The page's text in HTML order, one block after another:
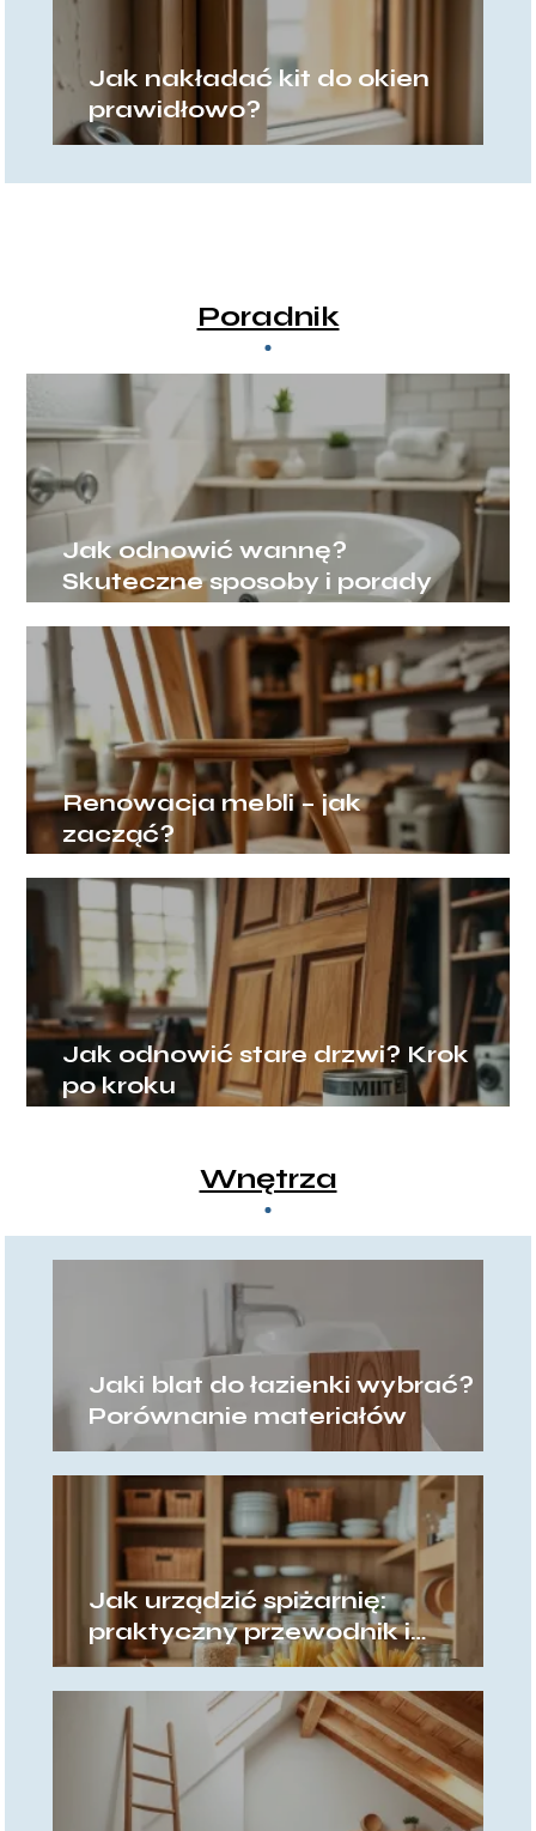
Jak nakładać kit do okien
prawidłowo?
Poradnik
Jak odnowić wannę?
Skuteczne sposoby i porady
Renowacja mebli – jak
zacząć?
Jak odnowić stare drzwi? Krok
po kroku
Wnętrza
Jaki blat do łazienki wybrać?
Porównanie materiałów
Jak urządzić spiżarnię:
praktyczny przewodnik i
pomysły